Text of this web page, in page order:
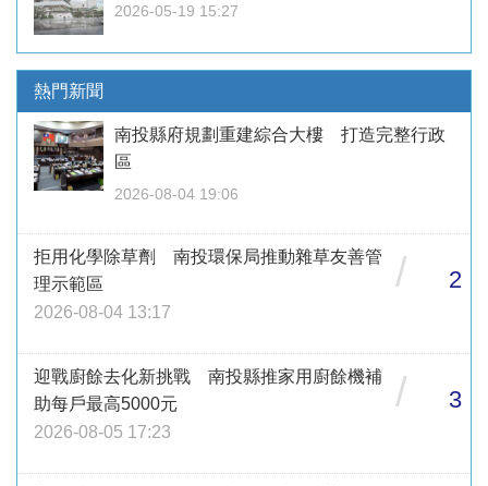
2026-05-19 15:27
熱門新聞
南投縣府規劃重建綜合大樓 打造完整行政
區
2026-08-04 19:06
拒用化學除草劑 南投環保局推動雜草友善管
理示範區
2026-08-04 13:17
/ 2
迎戰廚餘去化新挑戰 南投縣推家用廚餘機補
助每戶最高5000元
2026-08-05 17:23
/ 3